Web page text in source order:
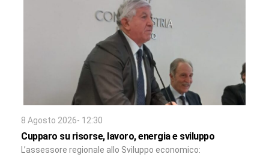
8 Agosto 2026- 12:30
Cupparo su risorse, lavoro, energia e sviluppo
L’assessore regionale allo Sviluppo economico: